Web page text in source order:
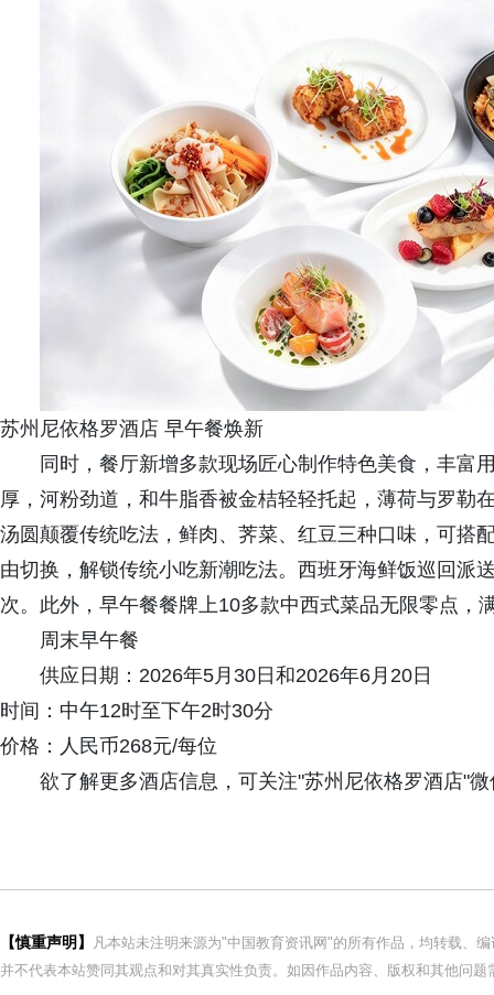
苏州尼依格罗酒店 早午餐焕新
同时，餐厅新增多款现场匠心制作特色美食，丰富
厚，河粉劲道，和牛脂香被金桔轻轻托起，薄荷与罗勒
汤圆颠覆传统吃法，鲜肉、荠菜、红豆三种口味，可搭
由切换，解锁传统小吃新潮吃法。西班牙海鲜饭巡回派
次。此外，早午餐餐牌上10多款中西式菜品无限零点，
周末早午餐
供应日期：2026年5月30日和2026年6月20日
时间：中午12时至下午2时30分
价格：人民币268元/每位
欲了解更多酒店信息，可关注"苏州尼依格罗酒店"
【慎重声明】
凡本站未注明来源为"中国教育资讯网"的所有作品，均转载、
并不代表本站赞同其观点和对其真实性负责。如因作品内容、版权和其他问